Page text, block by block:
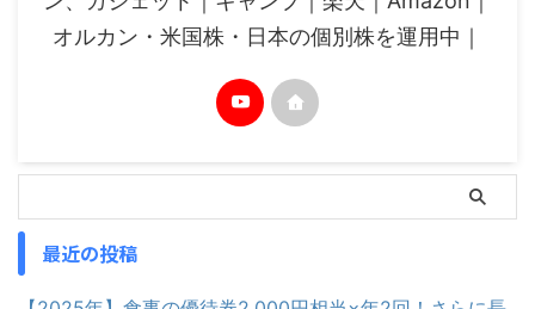
オルカン・米国株・日本の個別株を運用中｜
最近の投稿